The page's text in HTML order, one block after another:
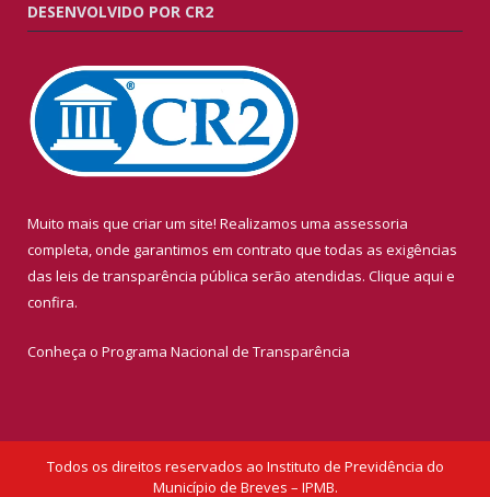
DESENVOLVIDO POR CR2
Muito mais que criar um site! Realizamos uma assessoria
completa, onde garantimos em contrato que todas as exigências
das leis de transparência pública serão atendidas. Clique aqui e
confira.
Conheça o Programa Nacional de Transparência
Todos os direitos reservados ao Instituto de Previdência do
Município de Breves – IPMB.